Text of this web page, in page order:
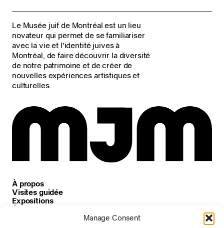
Manage Consent
Le Musée juif de Montréal est un lieu
novateur qui permet de se familiariser
avec la vie et l’identité juives à
Montréal, de faire découvrir la diversité
de notre patrimoine et de créer de
nouvelles expériences artistiques et
culturelles.
À propos
Visites guidée
Expositions
Événements